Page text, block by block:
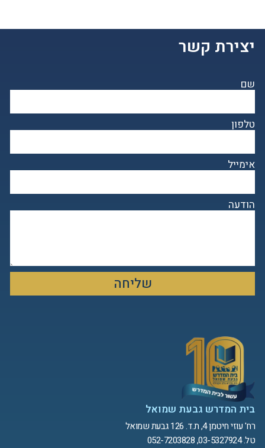
יצירת קשר
שם
טלפון
אימייל
הודעה
שליחה
בית המדרש גבעת שמואל
רח' עוזי חיטמן 4, ת.ד. 126 גבעת שמואל
טל. 03-5327924, 052-7203828